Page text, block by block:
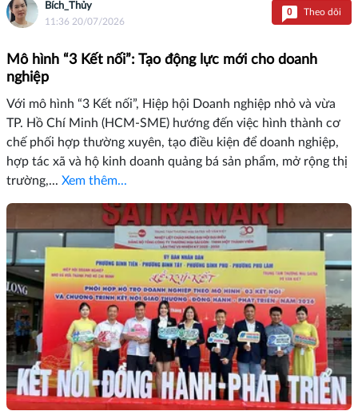
Bích_Thủy
11:36 20/07/2026
0 Theo dõi
Mô hình “3 Kết nối”: Tạo động lực mới cho doanh
nghiệp
Với mô hình “3 Kết nối”, Hiệp hội Doanh nghiệp nhỏ và vừa
TP. Hồ Chí Minh (HCM-SME) hướng đến việc hình thành cơ
chế phối hợp thường xuyên, tạo điều kiện để doanh nghiệp,
hợp tác xã và hộ kinh doanh quảng bá sản phẩm, mở rộng thị
trường,... Xem thêm...